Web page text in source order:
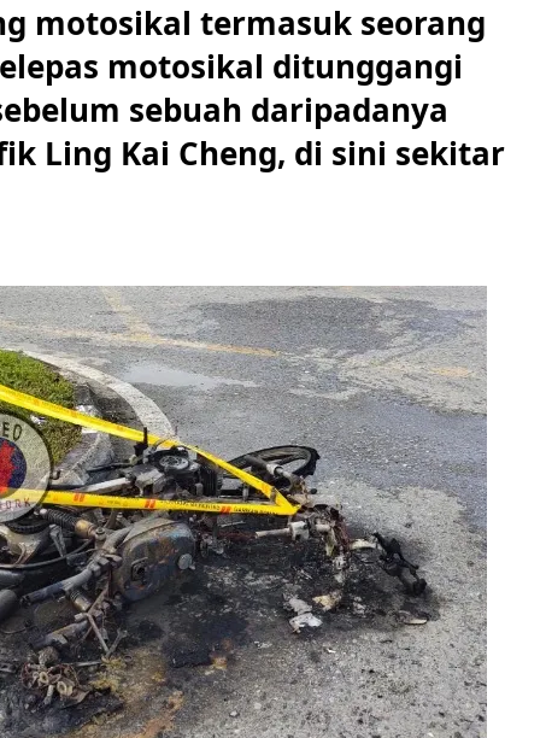
motosikal termasuk seorang
motosikal ditunggangi
sebuah daripadanya
Ling Kai Cheng, di sini sekitar